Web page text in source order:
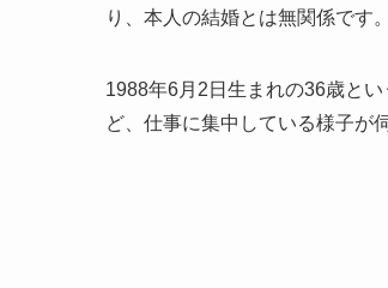
り、本人の結婚とは無関係です。
1988年6月2日生まれの36歳と
ど、仕事に集中している様子が